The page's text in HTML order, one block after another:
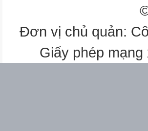
Đơn vị chủ quản:
Giấy phép